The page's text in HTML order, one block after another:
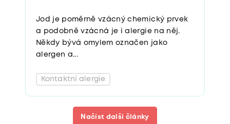
Jod je poměrně vzácný chemický prvek
a podobně vzácná je i alergie na něj.
Někdy bývá omylem označen jako
alergen a...
Kontaktní alergie
Načíst další články